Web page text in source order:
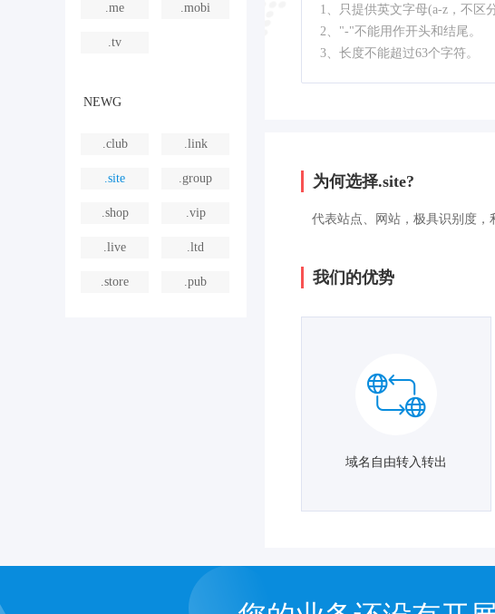
.me .mobi
.tv
NEWG
.club .link
.site .group
.shop .vip
.live .ltd
.store .pub
1、只提供英文字母(a-z，不区
2、"-"不能用作开头和结尾。
3、长度不能超过63个字符。
为何选择.site?
代表站点、网站，极具识别度
我们的优势
域名自由转入转出